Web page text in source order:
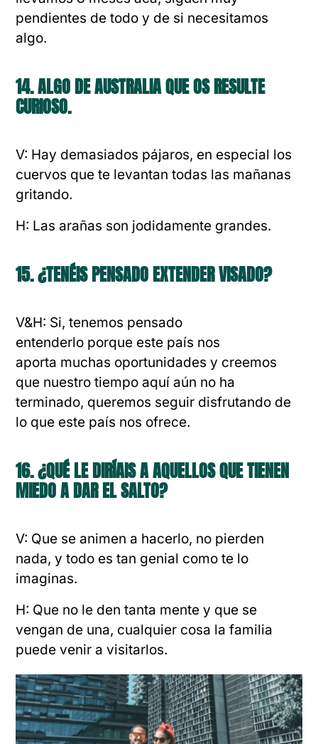
pendientes de todo y de si necesitamos
algo.
14. ALGO DE AUSTRALIA QUE OS RESULTE
CURIOSO.
V: Hay demasiados pájaros, en especial los
cuervos que te levantan todas las mañanas
gritando.
H: Las arañas son jodidamente grandes.
15. ¿TENÉIS PENSADO EXTENDER VISADO?
V&H: Si, tenemos pensado
entenderlo porque este país nos
aporta muchas oportunidades y creemos
que nuestro tiempo aquí aún no ha
terminado, queremos seguir disfrutando de
lo que este país nos ofrece.
16. ¿QUÉ LE DIRÍAIS A AQUELLOS QUE TIENEN
MIEDO A DAR EL SALTO?
V: Que se animen a hacerlo, no pierden
nada, y todo es tan genial como te lo
imaginas.
H: Que no le den tanta mente y que se
vengan de una, cualquier cosa la familia
puede venir a visitarlos.